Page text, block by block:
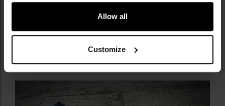
Allow all
Customize
SKÓRZANA POCHWA W KOMPLECIE
W zestawie znajduje siępochwawykonana z odpornej
bezpieczne przechowywanie oraz przenoszenie
maczety.